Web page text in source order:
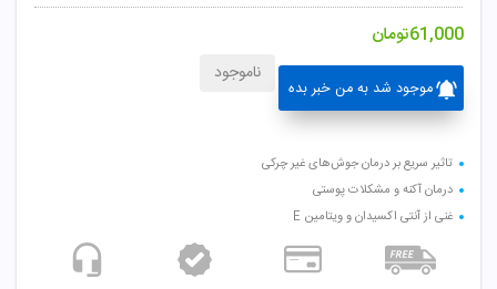
61,000تومان
موجود شد به من خبر بده
ناموجود
تاثیر سریع بر درمان جوش‌های غیر چرکی
درمان آکنه و مشکلات پوستی
غنی از آنتی اکسیدان و ویتامین E